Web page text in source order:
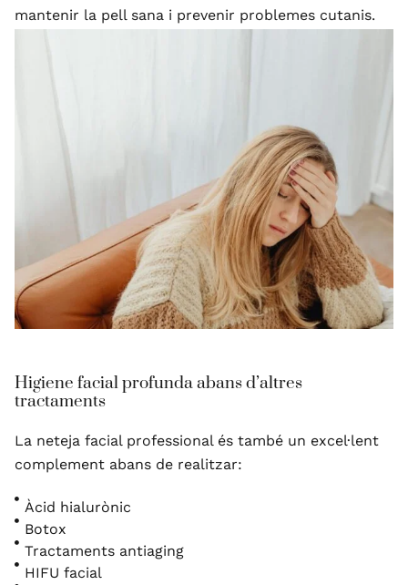
mantenir la pell sana i prevenir problemes cutanis.
Higiene facial profunda abans d’altres
tractaments
La neteja facial professional és també un excel·lent
complement abans de realitzar:
Àcid hialurònic
Botox
Tractaments antiaging
HIFU facial